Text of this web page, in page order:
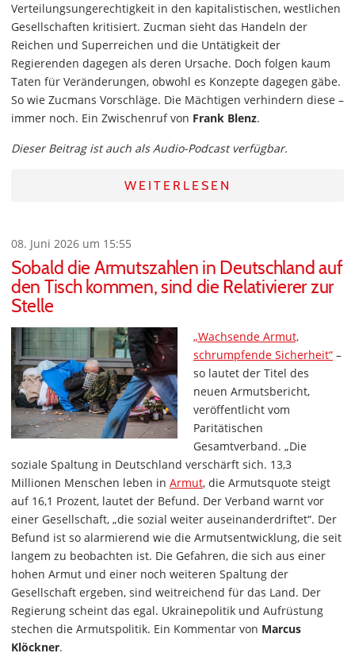
Verteilungsungerechtigkeit in den kapitalistischen, westlichen
Gesellschaften kritisiert. Zucman sieht das Handeln der
Reichen und Superreichen und die Untätigkeit der
Regierenden dagegen als deren Ursache. Doch folgen kaum
Taten für Veränderungen, obwohl es Konzepte dagegen gäbe.
So wie Zucmans Vorschläge. Die Mächtigen verhindern diese –
immer noch. Ein Zwischenruf von Frank Blenz.
Dieser Beitrag ist auch als Audio-Podcast verfügbar.
WEITERLESEN
08. Juni 2026 um 15:55
Sobald die Armutszahlen in Deutschland auf
den Tisch kommen, sind die Relativierer zur
Stelle
„Wachsende Armut,
schrumpfende Sicherheit“ –
so lautet der Titel des
neuen Armutsbericht,
veröffentlicht vom
Paritätischen
Gesamtverband. „Die
soziale Spaltung in Deutschland verschärft sich. 13,3
Millionen Menschen leben in Armut, die Armutsquote steigt
auf 16,1 Prozent, lautet der Befund. Der Verband warnt vor
einer Gesellschaft, „die sozial weiter auseinanderdriftet“. Der
Befund ist so alarmierend wie die Armutsentwicklung, die seit
langem zu beobachten ist. Die Gefahren, die sich aus einer
hohen Armut und einer noch weiteren Spaltung der
Gesellschaft ergeben, sind weitreichend für das Land. Der
Regierung scheint das egal. Ukrainepolitik und Aufrüstung
stechen die Armutspolitik. Ein Kommentar von Marcus
Klöckner.